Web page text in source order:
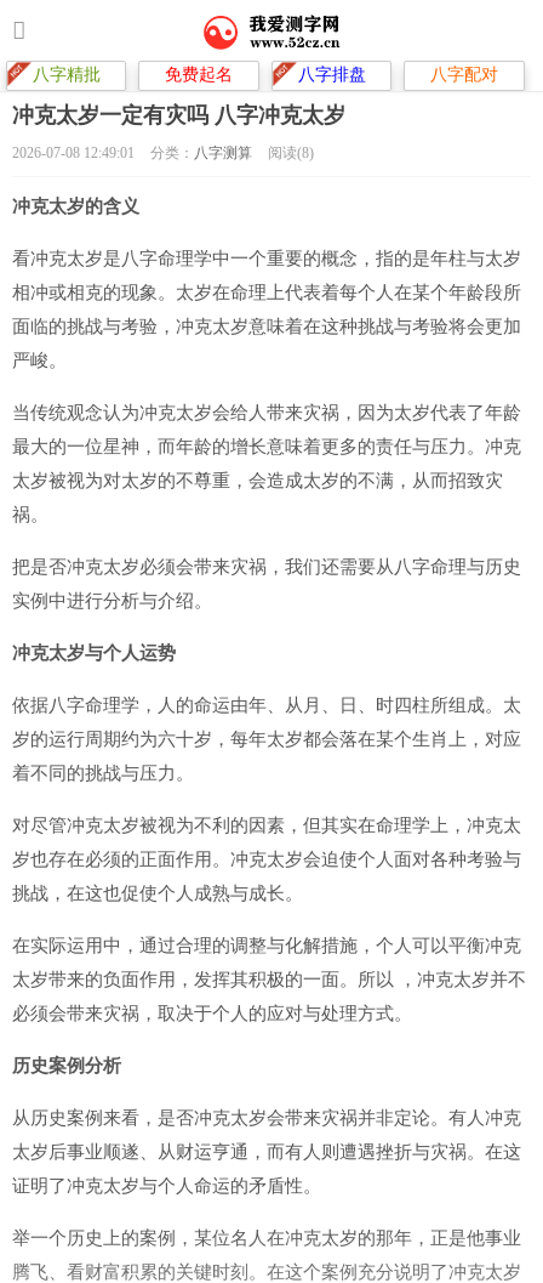
八字精批 免费起名 八字排盘 八字配对
冲克太岁一定有灾吗 八字冲克太岁
2026-07-08 12:49:01 分类： 八字测算 阅读(8)
冲克太岁的含义
看冲克太岁是八字命理学中一个重要的概念，指的是年柱与太岁
相冲或相克的现象。太岁在命理上代表着每个人在某个年龄段所
面临的挑战与考验，冲克太岁意味着在这种挑战与考验将会更加
严峻。
当传统观念认为冲克太岁会给人带来灾祸，因为太岁代表了年龄
最大的一位星神，而年龄的增长意味着更多的责任与压力。冲克
太岁被视为对太岁的不尊重，会造成太岁的不满，从而招致灾
祸。
把是否冲克太岁必须会带来灾祸，我们还需要从八字命理与历史
实例中进行分析与介绍。
冲克太岁与个人运势
依据八字命理学，人的命运由年、从月、日、时四柱所组成。太
岁的运行周期约为六十岁，每年太岁都会落在某个生肖上，对应
着不同的挑战与压力。
对尽管冲克太岁被视为不利的因素，但其实在命理学上，冲克太
岁也存在必须的正面作用。冲克太岁会迫使个人面对各种考验与
挑战，在这也促使个人成熟与成长。
在实际运用中，通过合理的调整与化解措施，个人可以平衡冲克
太岁带来的负面作用，发挥其积极的一面。所以 ，冲克太岁并不
必须会带来灾祸，取决于个人的应对与处理方式。
历史案例分析
从历史案例来看，是否冲克太岁会带来灾祸并非定论。有人冲克
太岁后事业顺遂、从财运亨通，而有人则遭遇挫折与灾祸。在这
证明了冲克太岁与个人命运的矛盾性。
举一个历史上的案例，某位名人在冲克太岁的那年，正是他事业
腾飞、看财富积累的关键时刻。在这个案例充分说明了冲克太岁